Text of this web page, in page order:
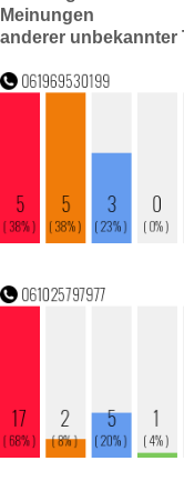
Meinungen
anderer unbekannter